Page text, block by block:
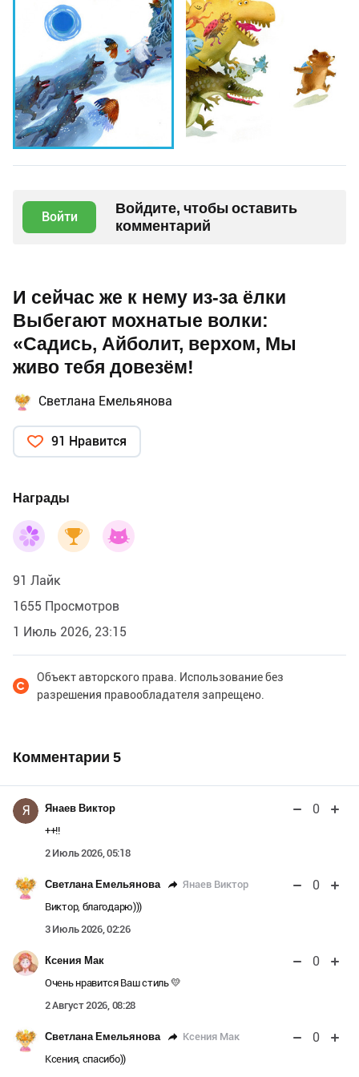
Войти
Войдите, чтобы оставить
комментарий
И сейчас же к нему из-за ёлки
Выбегают мохнатые волки:
«Садись, Айболит, верхом, Мы
живо тебя довезём!
Светлана Емельянова
91 Нравится
Награды
91 Лайк
1655 Просмотров
1 Июль 2026, 23:15
Объект авторского права. Использование без
разрешения правообладателя запрещено.
Комментарии 5
Я Янаев Виктор 0
++!!
2 Июль 2026, 05:18
Светлана Емельянова Янаев Виктор 0
Виктор, благодарю)))
3 Июль 2026, 02:26
Ксения Мак 0
Очень нравится Ваш стиль 💛
2 Август 2026, 08:28
Светлана Емельянова Ксения Мак 0
Ксения, спасибо))